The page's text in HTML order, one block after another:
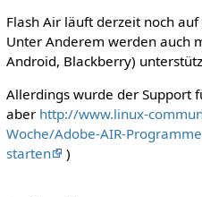
Flash Air läuft derzeit noch
Unter Anderem werden auch
Android, Blackberry)
Allerdings wurde der Support
aber http://www.linux-
Woche/Adobe-AIR-
starten
)